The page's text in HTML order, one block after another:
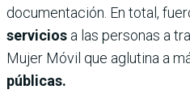
documentación. En total,
servicios a las personas a
Mujer Móvil que aglutina a
públicas.